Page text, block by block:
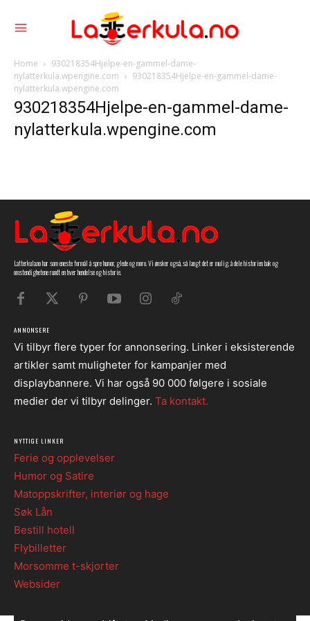
Home
930218354Hjelpe-en-gammel-dame-
nylatterkula.wpengine.com
930218354Hjelpe-en-gammel-dame-
nylatterkula.wpengine.com
930218354Hjelpe-en-gammel-dame-
nylatterkula.wpengine.com
Latterkula.no har som eneste formål å spre humor, glede og moro. Vi ønsker også, så langt det er mulig, å dele historien bak og
omstendighetene rundt en hver hendelse og historie.
ANNONSERE
Vi tilbyr flere typer for annonsering. Linker i eksisterende
artikler samt muligheter for kampanjer med
displaybannere. Vi har også 90 000 følgere i sosiale
medier der vi tilbyr delinger. Ta kontakt.
NYTTIGE LINKER
Ferie og opplevelser
Humor og Satire
Matoppskrifter, interiør og hage
Søk Lån
Bestill hotell
Flybilletter
Morsomme t-skjorter
Websider